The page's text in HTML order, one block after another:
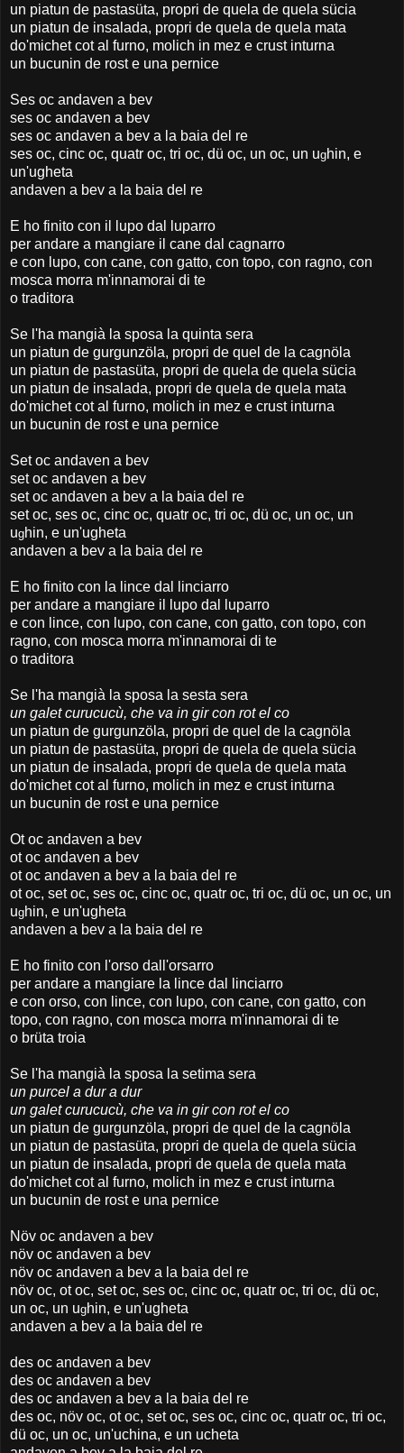
un piatun de pastasüta, propri de quela de quela sücia
un piatun de insalada, propri de quela de quela mata
do'michet cot al furno, molich in mez e crust inturna
un bucunin de rost e una pernice
Ses oc andaven a bev
ses oc andaven a bev
ses oc andaven a bev a la baia del re
ses oc, cinc oc, quatr oc, tri oc, dü oc, un oc, un ughin, e
un'ugheta
andaven a bev a la baia del re
E ho finito con il lupo dal luparro
per andare a mangiare il cane dal cagnarro
e con lupo, con cane, con gatto, con topo, con ragno, con
mosca morra m'innamorai di te
o traditora
Se l'ha mangià la sposa la quinta sera
un piatun de gurgunzöla, propri de quel de la cagnöla
un piatun de pastasüta, propri de quela de quela sücia
un piatun de insalada, propri de quela de quela mata
do'michet cot al furno, molich in mez e crust inturna
un bucunin de rost e una pernice
Set oc andaven a bev
set oc andaven a bev
set oc andaven a bev a la baia del re
set oc, ses oc, cinc oc, quatr oc, tri oc, dü oc, un oc, un
ughin, e un'ugheta
andaven a bev a la baia del re
E ho finito con la lince dal linciarro
per andare a mangiare il lupo dal luparro
e con lince, con lupo, con cane, con gatto, con topo, con
ragno, con mosca morra m'innamorai di te
o traditora
Se l'ha mangià la sposa la sesta sera
un galet curucucù, che va in gir con rot el co
un piatun de gurgunzöla, propri de quel de la cagnöla
un piatun de pastasüta, propri de quela de quela sücia
un piatun de insalada, propri de quela de quela mata
do'michet cot al furno, molich in mez e crust inturna
un bucunin de rost e una pernice
Ot oc andaven a bev
ot oc andaven a bev
ot oc andaven a bev a la baia del re
ot oc, set oc, ses oc, cinc oc, quatr oc, tri oc, dü oc, un oc, un
ughin, e un'ugheta
andaven a bev a la baia del re
E ho finito con l'orso dall'orsarro
per andare a mangiare la lince dal linciarro
e con orso, con lince, con lupo, con cane, con gatto, con
topo, con ragno, con mosca morra m'innamorai di te
o brüta troia
Se l'ha mangià la sposa la setima sera
un purcel a dur a dur
un galet curucucù, che va in gir con rot el co
un piatun de gurgunzöla, propri de quel de la cagnöla
un piatun de pastasüta, propri de quela de quela sücia
un piatun de insalada, propri de quela de quela mata
do'michet cot al furno, molich in mez e crust inturna
un bucunin de rost e una pernice
Növ oc andaven a bev
növ oc andaven a bev
növ oc andaven a bev a la baia del re
növ oc, ot oc, set oc, ses oc, cinc oc, quatr oc, tri oc, dü oc,
un oc, un ughin, e un'ugheta
andaven a bev a la baia del re
des oc andaven a bev
des oc andaven a bev
des oc andaven a bev a la baia del re
des oc, növ oc, ot oc, set oc, ses oc, cinc oc, quatr oc, tri oc,
dü oc, un oc, un'uchina, e un ucheta